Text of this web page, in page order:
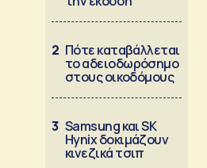
2 Πότε καταβάλλεται
το αδειοδωρόσημο
στους οικοδόμους
3 Samsung και SK
Hynix δοκιμάζουν
κινεζικά τσιπ